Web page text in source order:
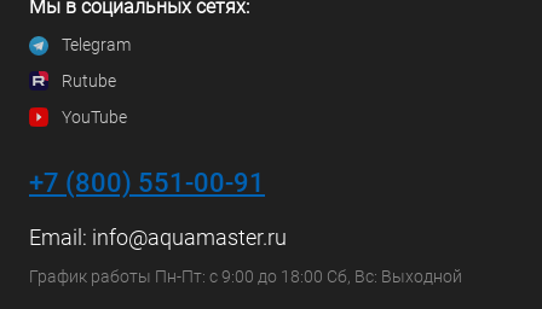
Мы в социальных сетях:
Telegram
Rutube
YouTube
+7 (800) 551-00-91
Email: info@aquamaster.ru
График работы Пн-Пт: с 9:00 до 18:00 Сб, Вс: Выходной